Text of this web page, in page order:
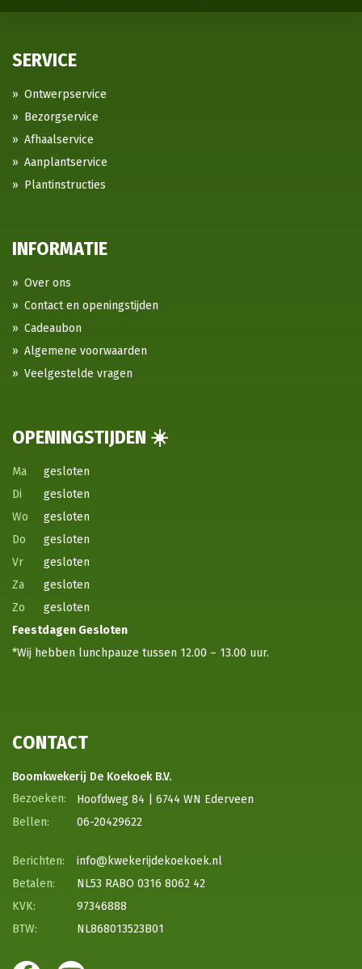
SERVICE
Ontwerpservice
Bezorgservice
Afhaalservice
Aanplantservice
Plantinstructies
INFORMATIE
Over ons
Contact en openingstijden
Cadeaubon
Algemene voorwaarden
Veelgestelde vragen
OPENINGSTIJDEN ☀️
Ma
gesloten
Di
gesloten
Wo
gesloten
Do
gesloten
Vr
gesloten
Za
gesloten
Zo
gesloten
Feestdagen Gesloten
*Wij hebben lunchpauze tussen 12.00 – 13.00 uur.
CONTACT
Boomkwekerij De Koekoek B.V.
Hoofdweg 84 | 6744 WN Ederveen
06-20429622
info@kwekerijdekoekoek.nl
NL53 RABO 0316 8062 42
97346888
NL868013523B01